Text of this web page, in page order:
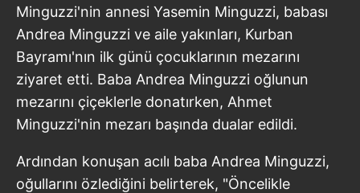
Minguzzi'nin annesi Yasemin Minguzzi, babası
Andrea Minguzzi ve aile yakınları, Kurban
Bayramı'nın ilk günü çocuklarının mezarını
ziyaret etti. Baba Andrea Minguzzi oğlunun
mezarını çiçeklerle donatırken, Ahmet
Minguzzi'nin mezarı başında dualar edildi.
Ardından konuşan acılı baba Andrea Minguzzi,
oğullarını özlediğini belirterek, "Öncelikle